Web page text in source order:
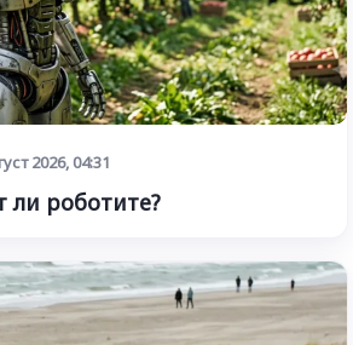
2026, 04:31
роботите?